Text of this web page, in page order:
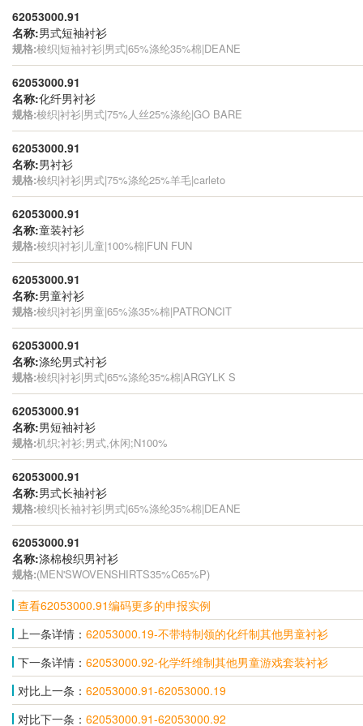
62053000.91
名称:男式短袖衬衫
规格:梭织|短袖衬衫|男式|65%涤纶35%棉|DEANE
62053000.91
名称:化纤男衬衫
规格:梭织|衬衫|男式|75%人丝25%涤纶|GO BARE
62053000.91
名称:男衬衫
规格:梭织|衬衫|男式|75%涤纶25%羊毛|carleto
62053000.91
名称:童装衬衫
规格:梭织|衬衫|儿童|100%棉|FUN FUN
62053000.91
名称:男童衬衫
规格:梭织|衬衫|男童|65%涤35%棉|PATRONCIT
62053000.91
名称:涤纶男式衬衫
规格:梭织|衬衫|男式|65%涤纶35%棉|ARGYLK S
62053000.91
名称:男短袖衬衫
规格:机织;衬衫;男式,休闲;N100%
62053000.91
名称:男式长袖衬衫
规格:梭织|长袖衬衫|男式|65%涤纶35%棉|DEANE
62053000.91
名称:涤棉梭织男衬衫
规格:(MEN'SWOVENSHIRTS35%C65%P)
查看62053000.91编码更多的申报实例
上一条详情： 62053000.19-不带特制领的化纤制其他男童衬衫
下一条详情： 62053000.92-化学纤维制其他男童游戏套装衬衫
对比上一条： 62053000.91-62053000.19
对比下一条： 62053000.91-62053000.92